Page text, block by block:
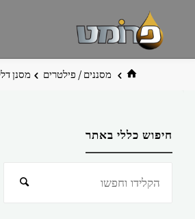
בית מסננים / פילטרים מסנן
חיפוש כללי באתר
חיפוש